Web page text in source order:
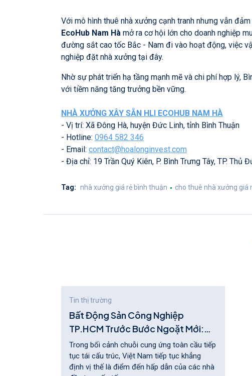
Với mô hình thuê nhà xưởng cạnh tranh nhưng vẫn
EcoHub Nam Hà mở ra cơ hội lớn cho doanh nghiệp
đường sắt cao tốc Bắc - Nam đi vào hoạt động, việc
nghiệp đặt nhà xưởng tại đây.
Nhờ sự phát triển hạ tầng mạnh mẽ và chi phí hợp lý,
với tiềm năng tăng trưởng bền vững.
NHÀ XƯỞNG XÂY SẴN HLI ECOHUB NAM HÀ
- Vị trí: Xã Đông Hà, huyện Đức Linh, tỉnh Bình Thuận
- Hotline: 0964 582 346
- Email: contact@hoalonginvest.com
- Địa chỉ: 19 Trần Quý Kiên, P. Bình Trưng Tây, TP. Thủ
Tag: nhà xưởng giá rẻ bình thuận cho thuê nhà xưởng giá
Tin thị trường
Bất Động Sản Công Nghiệp
TP.HCM Trước Bước Ngoặt Mới:
Chuyển Đổi Để Gia Tăng Lợi Thế
Cạnh Tranh
Trong bối cảnh chuỗi cung ứng toàn cầu tiếp
tục tái cấu trúc, Việt Nam tiếp tục khẳng
định vị thế là điểm đến hấp dẫn của các nhà